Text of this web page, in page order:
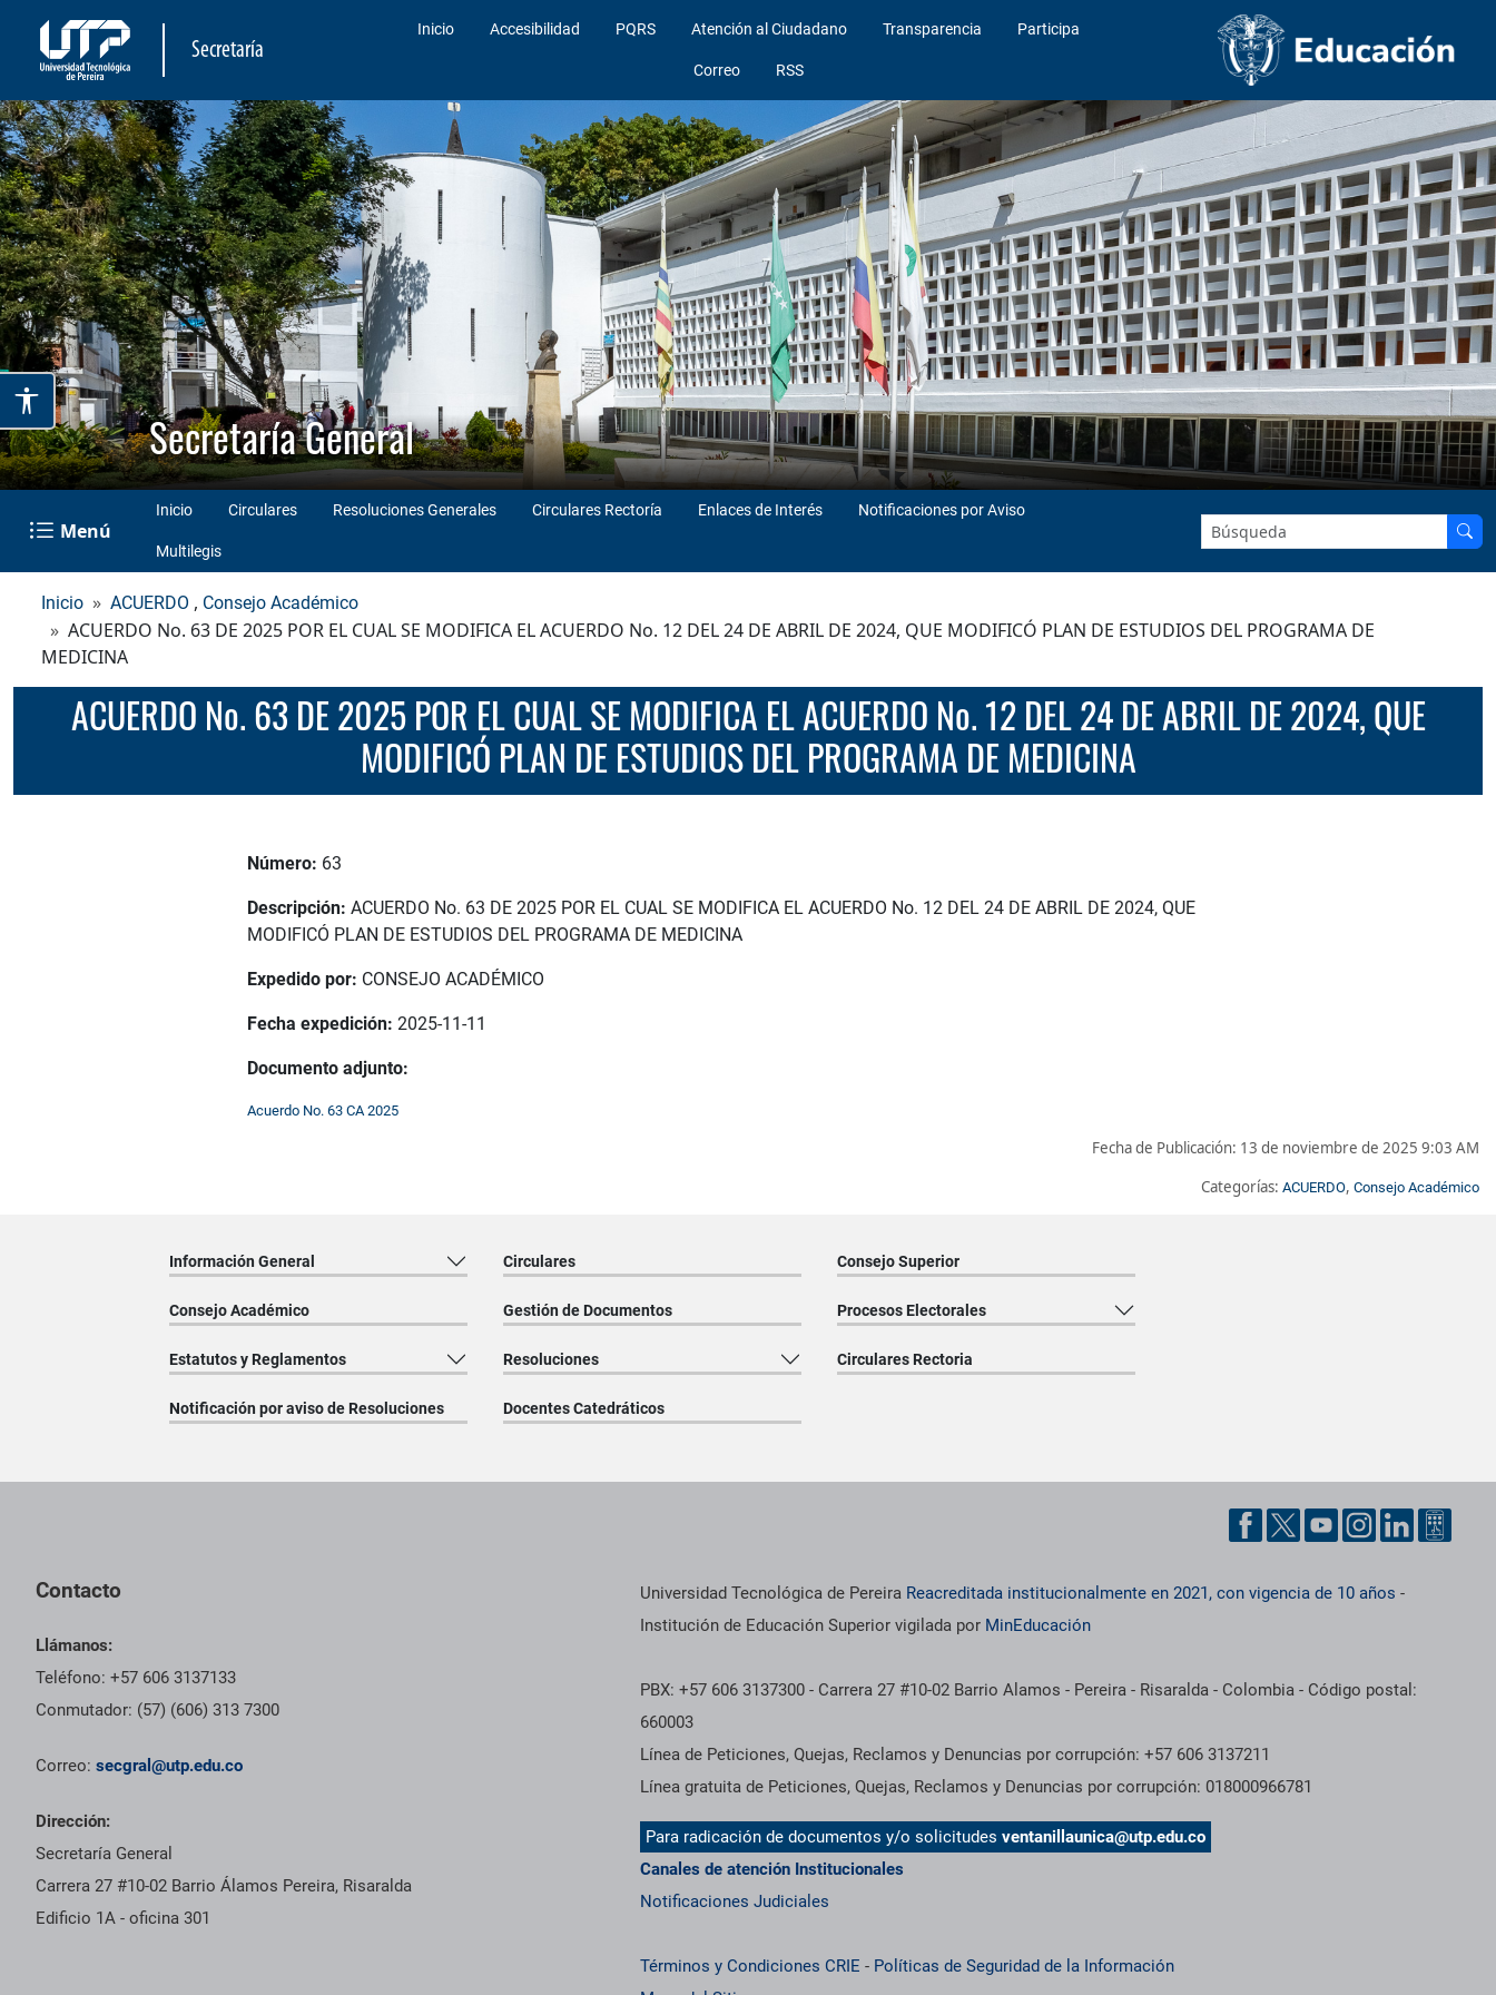
Secretaría
Inicio Accesibilidad PQRS Atención al Ciudadano Transparencia Participa
Correo RSS
Secretaría General
Menú
Inicio Circulares Resoluciones Generales Circulares Rectoría Enlaces de Interés Notificaciones por Aviso
Multilegis
Buscar en el sitio:
Inicio ACUERDO , Consejo Académico
ACUERDO No. 63 DE 2025 POR EL CUAL SE MODIFICA EL ACUERDO No. 12 DEL 24 DE ABRIL DE 2024, QUE MODIFICÓ PLAN DE ESTUDIOS DEL PROGRAMA DE
MEDICINA
ACUERDO No. 63 DE 2025 POR EL CUAL SE MODIFICA EL ACUERDO No. 12 DEL 24 DE ABRIL DE 2024, QUE
MODIFICÓ PLAN DE ESTUDIOS DEL PROGRAMA DE MEDICINA
Número: 63
Descripción: ACUERDO No. 63 DE 2025 POR EL CUAL SE MODIFICA EL ACUERDO No. 12 DEL 24 DE ABRIL DE 2024, QUE
MODIFICÓ PLAN DE ESTUDIOS DEL PROGRAMA DE MEDICINA
Expedido por: CONSEJO ACADÉMICO
Fecha expedición: 2025-11-11
Documento adjunto:
Acuerdo No. 63 CA 2025
Fecha de Publicación: 13 de noviembre de 2025 9:03 AM
Categorías: ACUERDO, Consejo Académico
Información General Circulares Consejo Superior
Consejo Académico Gestión de Documentos Procesos Electorales
Estatutos y Reglamentos Resoluciones Circulares Rectoria
Notificación por aviso de Resoluciones Docentes Catedráticos
Contacto
Llámanos:
Teléfono: +57 606 3137133
Conmutador: (57) (606) 313 7300
Correo: secgral@utp.edu.co
Dirección:
Secretaría General
Carrera 27 #10-02 Barrio Álamos Pereira, Risaralda
Edificio 1A - oficina 301
Información institucional
Universidad Tecnológica de Pereira Reacreditada institucionalmente en 2021, con vigencia de 10 años -
Institución de Educación Superior vigilada por MinEducación
PBX: +57 606 3137300 - Carrera 27 #10-02 Barrio Alamos - Pereira - Risaralda - Colombia - Código postal:
660003
Línea de Peticiones, Quejas, Reclamos y Denuncias por corrupción: +57 606 3137211
Línea gratuita de Peticiones, Quejas, Reclamos y Denuncias por corrupción: 018000966781
Para radicación de documentos y/o solicitudesventanillaunica@utp.edu.co
Canales de atención Institucionales
Notificaciones Judiciales
Términos y Condiciones CRIE - Políticas de Seguridad de la Información